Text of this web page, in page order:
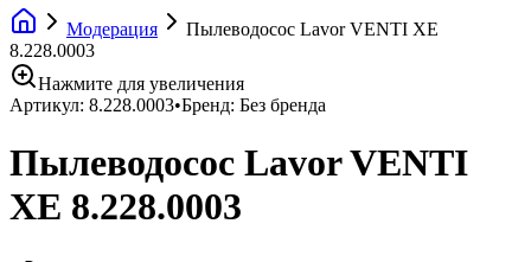
Модерация
Пылеводосос Lavor VENTI XE
8.228.0003
Нажмите для увеличения
Артикул: 8.228.0003•Бренд: Без бренда
Пылеводосос Lavor VENTI
XE 8.228.0003